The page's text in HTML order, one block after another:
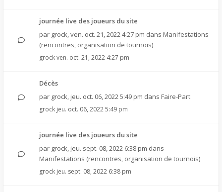
journée live des joueurs du site
par grock,ven. oct. 21, 2022 4:27 pm dans Manifestations
(rencontres, organisation de tournois)
grockven. oct. 21, 2022 4:27 pm
Décès
par grock, jeu. oct. 06, 2022 5:49 pm dans Faire-Part
grock jeu. oct. 06, 2022 5:49 pm
journée live des joueurs du site
par grock, jeu. sept. 08, 2022 6:38 pm dans
Manifestations (rencontres, organisation de tournois)
grock jeu. sept. 08, 2022 6:38 pm